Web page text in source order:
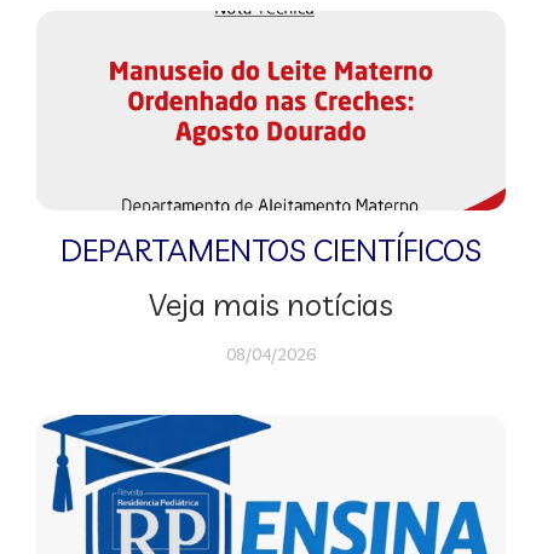
DEPARTAMENTOS CIENTÍFICOS
Veja mais notícias
08/04/2026